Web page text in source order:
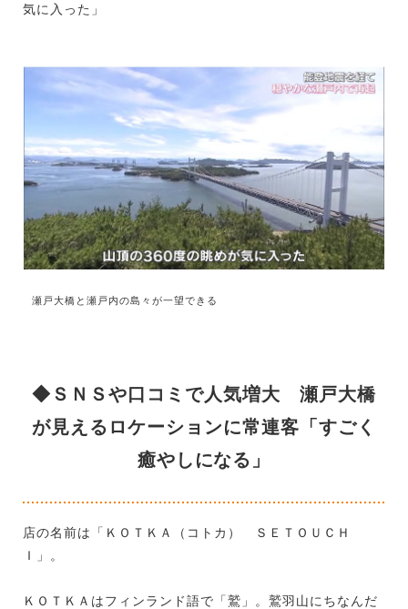
気に入った」
瀬戸大橋と瀬戸内の島々が一望できる
◆ＳＮＳや口コミで人気増大 瀬戸大橋
が見えるロケーションに常連客「すごく
癒やしになる」
店の名前は「ＫＯＴＫＡ（コトカ） ＳＥＴＯＵＣＨ
Ｉ」。
ＫＯＴＫＡはフィンランド語で「鷲」。鷲羽山にちなんだ